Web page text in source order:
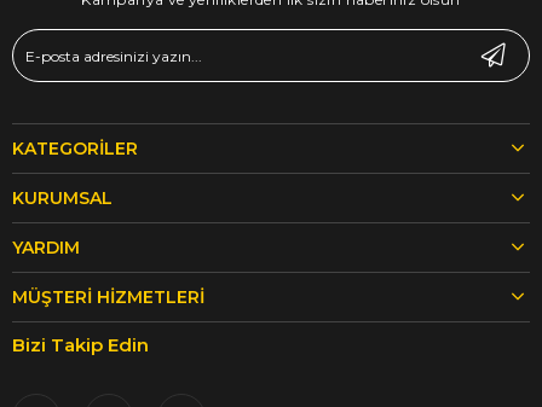
KATEGORILER
KURUMSAL
YARDIM
MÜŞTERI HIZMETLERI
Bizi Takip Edin